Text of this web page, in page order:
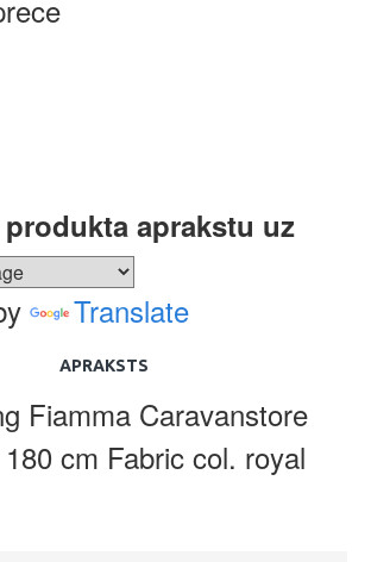
aprakstu uz
Translate
APRAKSTS
Fiamma Caravanstore
cm Fabric col. royal